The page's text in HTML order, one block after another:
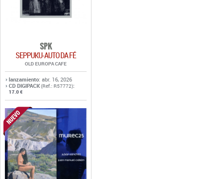
SPK
SEPPUKU-AUTO DA FÉ
OLD EUROPA CAFE
lanzamiento: abr. 16, 2026
CD DIGIPACK(Ref.: R57772):
17.0 €